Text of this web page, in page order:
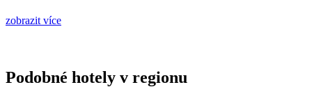
zobrazit více
Podobné hotely v regionu